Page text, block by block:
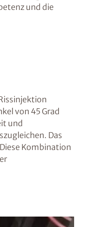
und die
von 45 Grad
und
Das
Kombination